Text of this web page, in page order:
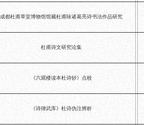
成都杜甫草堂博物馆馆藏杜甫咏诸葛亮诗书法作品研究
杜甫诗文研究论集
《六观楼读本杜诗钞》点校
《诗律武库》杜诗伪注辨析